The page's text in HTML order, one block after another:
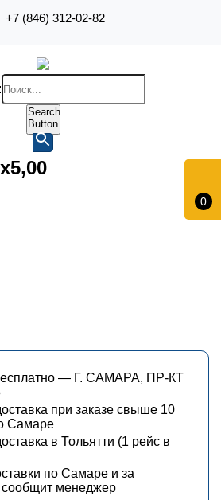
+7 (846) 312-02-82
0
Search
Button
— Г. САМАРА, ПР-КТ
при заказе свыше 10
Самаре
в Тольятти (1 рейс в
по Самаре и за
менеджер